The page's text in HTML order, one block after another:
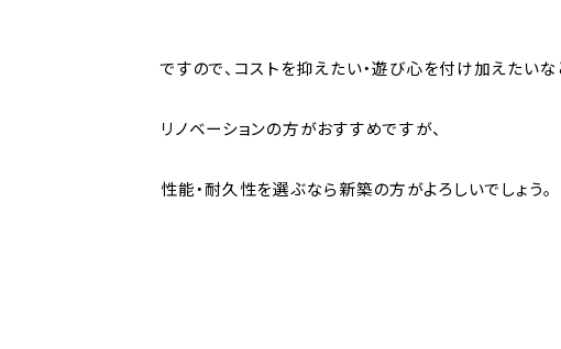
ですので、コストを抑えたい・遊び心を付け加えたい
リノベーションの方がおすすめですが、
性能・耐久性を選ぶなら新築の方がよろしいでしょう。